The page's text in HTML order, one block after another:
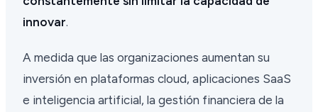
innovar.
A medida que las organizaciones aumentan su
inversión en plataformas cloud, aplicaciones SaaS
e inteligencia artificial, la gestión financiera de la